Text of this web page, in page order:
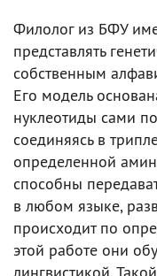
Филолог из БФУ
представлять
собственным
Его модель
нуклеотиды сами
соединяясь в
определенной
способны
в любом языке,
происходит по
этой работе они
лингвистикой.